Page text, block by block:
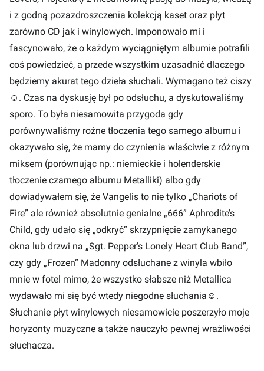
i z godną pozazdroszczenia kolekcją kaset oraz płyt
zarówno CD jak i winylowych. Imponowało mi i
fascynowało, że o każdym wyciągniętym albumie potrafili
coś powiedzieć, a przede wszystkim uzasadnić dlaczego
będziemy akurat tego dzieła słuchali. Wymagano też ciszy
☺ . Czas na dyskusję był po odsłuchu, a dyskutowaliśmy
sporo. To była niesamowita przygoda gdy
porównywaliśmy rożne tłoczenia tego samego albumu i
okazywało się, że mamy do czynienia właściwie z różnym
miksem (porównując np.: niemieckie i holenderskie
tłoczenie czarnego albumu Metalliki) albo gdy
dowiadywałem się, że Vangelis to nie tylko „Chariots of
Fire” ale również absolutnie genialne „666” Aphrodite’s
Child, gdy udało się „odkryć” skrzypnięcie zamykanego
okna lub drzwi na „Sgt. Pepper’s Lonely Heart Club Band”,
czy gdy „Frozen” Madonny odsłuchane z winyla wbiło
mnie w fotel mimo, że wszystko słabsze niż Metallica
wydawało mi się być wtedy niegodne słuchania ☺ .
Słuchanie płyt winylowych niesamowicie poszerzyło moje
horyzonty muzyczne a także nauczyło pewnej wrażliwości
słuchacza.